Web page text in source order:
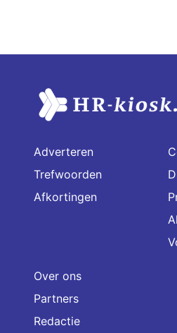
Adverteren
Trefwoorden
Afkortingen
Over ons
Partners
Redactie